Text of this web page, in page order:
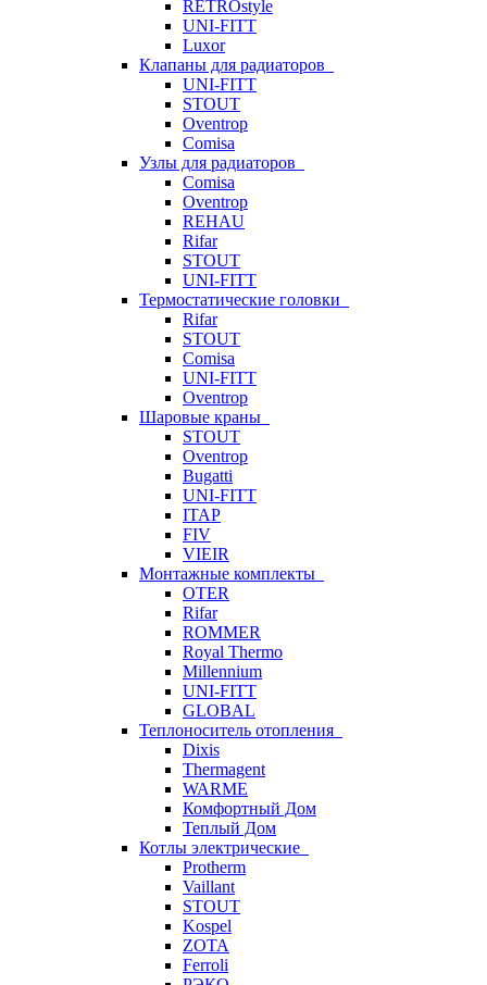
RETROstyle
UNI-FITT
Luxor
Клапаны для радиаторов
UNI-FITT
STOUT
Oventrop
Comisa
Узлы для радиаторов
Comisa
Oventrop
REHAU
Rifar
STOUT
UNI-FITT
Термостатические головки
Rifar
STOUT
Comisa
UNI-FITT
Oventrop
Шаровые краны
STOUT
Oventrop
Bugatti
UNI-FITT
ITAP
FIV
VIEIR
Монтажные комплекты
OTER
Rifar
ROMMER
Royal Thermo
Millennium
UNI-FITT
GLOBAL
Теплоноситель отопления
Dixis
Thermagent
WARME
Комфортный Дом
Теплый Дом
Котлы электрические
Protherm
Vaillant
STOUT
Kospel
ZOTA
Ferroli